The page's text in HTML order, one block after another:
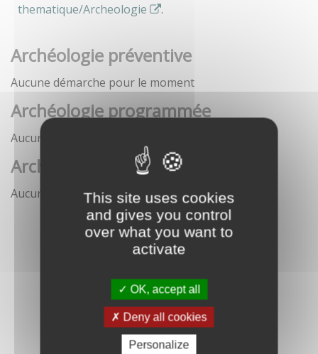
This site uses cookies
and gives you control
over what you want to
activate
OK, accept all
Deny all cookies
Personalize
thematique/Archeologie
.
Archéologie préventive
Aucune démarche pour le moment
Archéologie programmée
Aucune démarche pour le moment
Archéologie sous-marine
Aucune démarche pour le moment